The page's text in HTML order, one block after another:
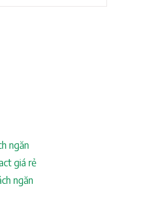
ngăn
giá rẻ
ngăn